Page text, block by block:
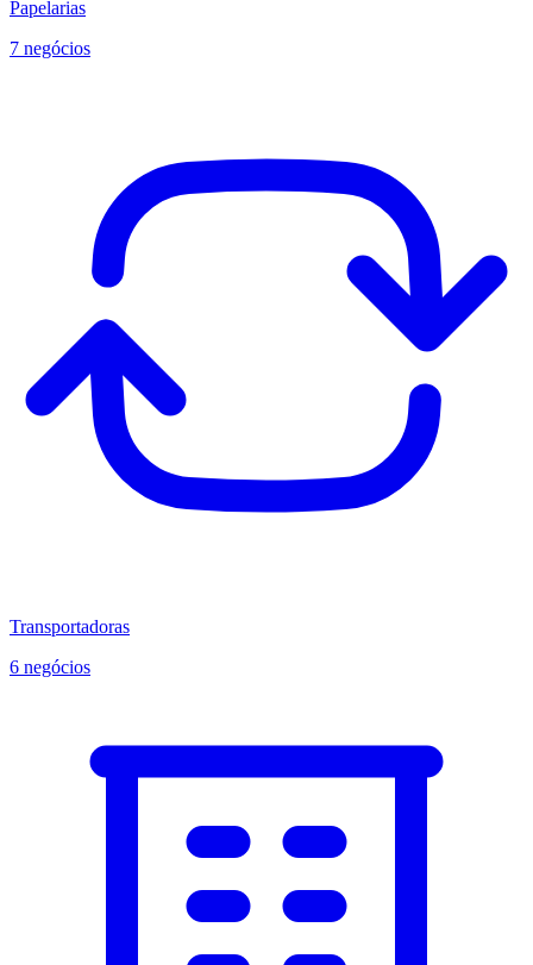
Papelarias
7 negócios
Transportadoras
6 negócios